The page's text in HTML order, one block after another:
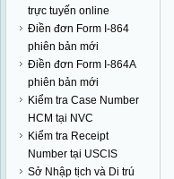
trực tuyến online
Điền đơn Form I-864
phiên bản mới
Điền đơn Form I-864A
phiên bản mới
Kiểm tra Case Number
HCM tại NVC
Kiểm tra Receipt
Number tại USCIS
Sở Nhập tịch và Di trú